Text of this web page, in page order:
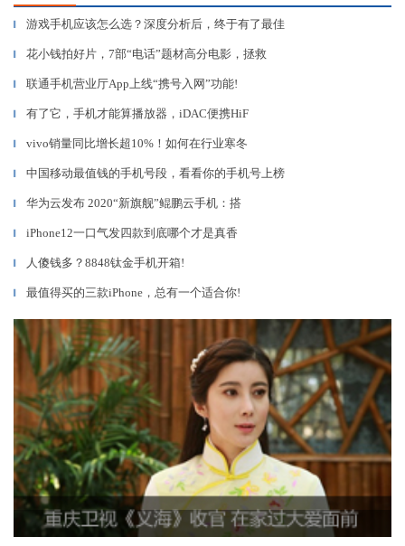
▎ 游戏手机应该怎么选？深度分析后，终于有了最佳
▎ 花小钱拍好片，7部“电话”题材高分电影，拯救
▎ 联通手机营业厅App上线“携号入网”功能!
▎ 有了它，手机才能算播放器，iDAC便携HiF
▎ vivo销量同比增长超10%！如何在行业寒冬
▎ 中国移动最值钱的手机号段，看看你的手机号上榜
▎ 华为云发布 2020“新旗舰”鲲鹏云手机：搭
▎ iPhone12一口气发四款到底哪个才是真香
▎ 人傻钱多？8848钛金手机开箱!
▎ 最值得买的三款iPhone，总有一个适合你!